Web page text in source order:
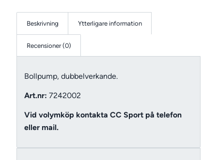
Beskrivning Ytterligare information
Recensioner (0)
Bollpump, dubbelverkande.
Art.nr: 7242002
Vid volymköp kontakta CC Sport på telefon
eller mail.